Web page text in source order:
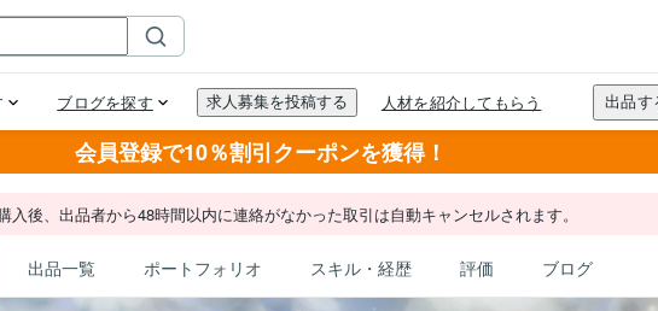
会員登録で10％割引クーポンを獲得！
後、出品者から48時間以内に連絡がなかった取引は自動キャンセルされます。
出品一覧 ポートフォリオ スキル・経歴 評価 ブログ